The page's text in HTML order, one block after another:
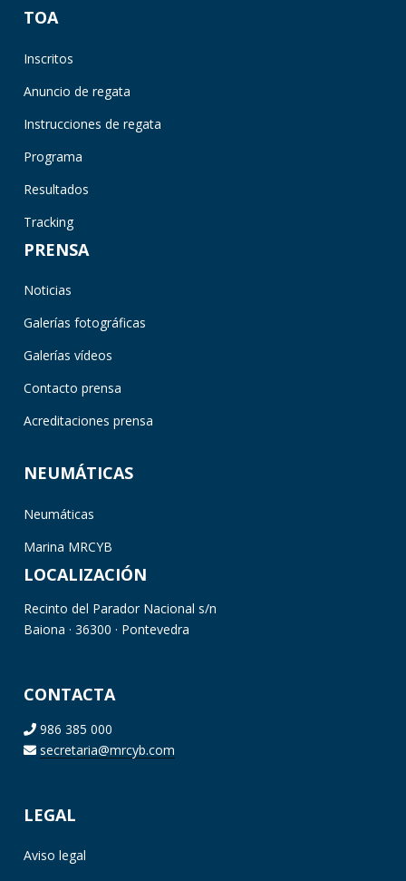
TOA
Inscritos
Anuncio de regata
Instrucciones de regata
Programa
Resultados
Tracking
PRENSA
Noticias
Galerías fotográficas
Galerías vídeos
Contacto prensa
Acreditaciones prensa
NEUMÁTICAS
Neumáticas
Marina MRCYB
LOCALIZACIÓN
Recinto del Parador Nacional s/n
Baiona · 36300 · Pontevedra
CONTACTA
986 385 000
secretaria@mrcyb.com
LEGAL
Aviso legal